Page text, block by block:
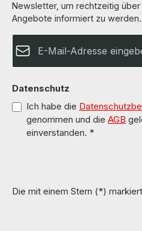
Newsletter, um rechtzeitig
Angebote informiert zu werden.
Datenschutz
Ich habe die
genommen und die AGB
einverstanden. *
Die mit einem Stern (*)